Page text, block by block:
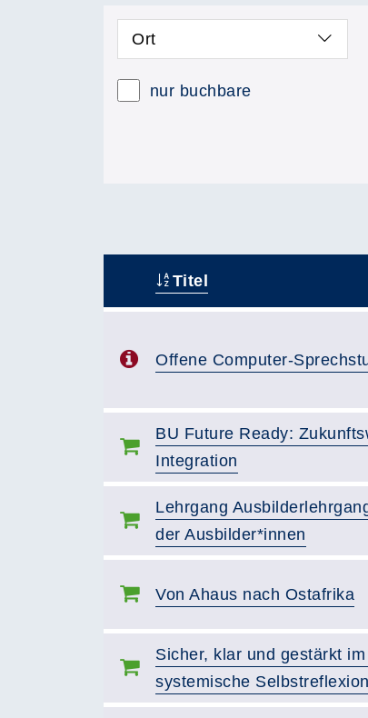
Ort
nur buchbare
Titel
Offene Computer-
BU Future Ready:
Integration
Lehrgang
der Ausbilder*innen
Von Ahaus nach Ostafrika
Sicher, klar und gestärkt
systemische